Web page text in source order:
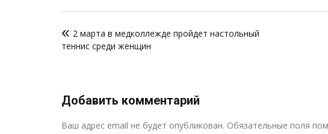
по2 марта в медколлежде пройдет настольный
теннис среди женщин
Добавить комментарий
Ваш адрес email не будет опубликован. Обязательные поля